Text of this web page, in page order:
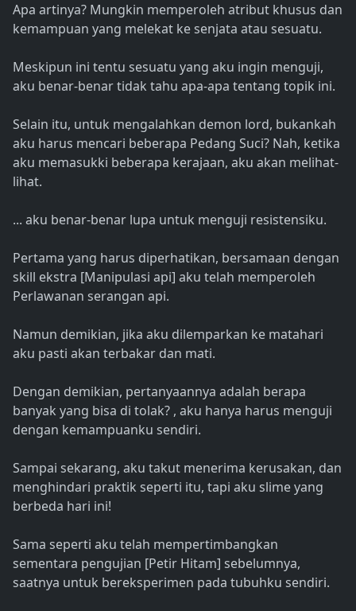
Apa artinya? Mungkin memperoleh atribut khusus dan
kemampuan yang melekat ke senjata atau sesuatu.
Meskipun ini tentu sesuatu yang aku ingin menguji,
aku benar-benar tidak tahu apa-apa tentang topik ini.
Selain itu, untuk mengalahkan demon lord, bukankah
aku harus mencari beberapa Pedang Suci? Nah, ketika
aku memasukki beberapa kerajaan, aku akan melihat-
lihat.
... aku benar-benar lupa untuk menguji resistensiku.
Pertama yang harus diperhatikan, bersamaan dengan
skill ekstra [Manipulasi api] aku telah memperoleh
Perlawanan serangan api.
Namun demikian, jika aku dilemparkan ke matahari
aku pasti akan terbakar dan mati.
Dengan demikian, pertanyaannya adalah berapa
banyak yang bisa di tolak? , aku hanya harus menguji
dengan kemampuanku sendiri.
Sampai sekarang, aku takut menerima kerusakan, dan
menghindari praktik seperti itu, tapi aku slime yang
berbeda hari ini!
Sama seperti aku telah mempertimbangkan
sementara pengujian [Petir Hitam] sebelumnya,
saatnya untuk bereksperimen pada tubuhku sendiri.